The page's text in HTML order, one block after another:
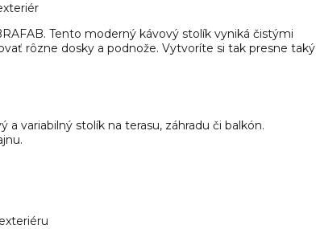
Tento moderný kávový stolík vyniká čistými
rôzne dosky a podnože. Vytvoríte si tak presne taký
a variabilný stolík na terasu, záhradu či balkón.